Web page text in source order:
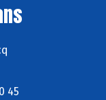
45